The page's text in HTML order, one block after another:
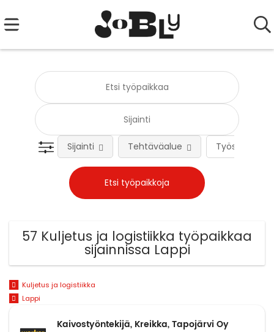
Työsuhteen
Sijainti Tehtäväalue
57 Kuljetus ja logistiikka työpaikkaa
sijainnissa Lappi
Kuljetus ja logistiikka
Lappi
Kaivostyöntekijä, Kreikka, Tapojärvi Oy